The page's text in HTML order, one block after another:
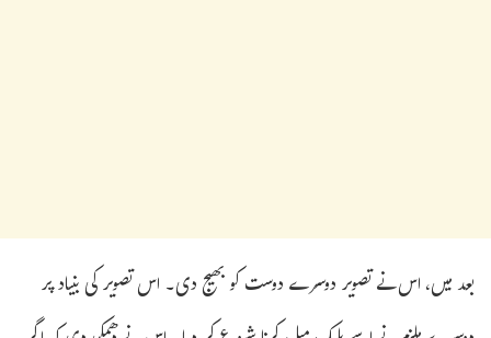
بعد میں، اس نے تصویر دوسرے دوست کو بھیج دی۔ اس تصویر کی بنیاد پر